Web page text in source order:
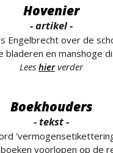
Hovenier
- artikel -
Engelbrecht over de
bladeren en manshoge
Lees hierverder
Boekhouders
- tekst -
voorlopen op de